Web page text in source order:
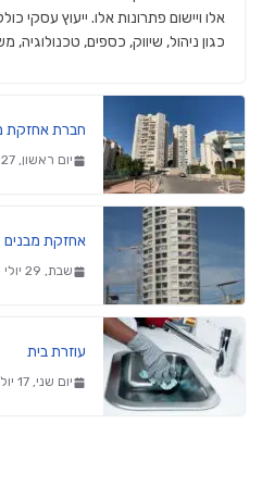
אלו ויישום פתרונות אלו. ייעוץ עסקי
כגון ניהול, שיווק, כספים, טכנולוגיה,
חברת אחזקת
יום ראשון, 27 אוגוסט 2023, 11:37
אחזקת מבנים
שבת, 29 יולי 2023, 17:14
עוזרת בית
יום שני, 17 יולי 2023, 19:18